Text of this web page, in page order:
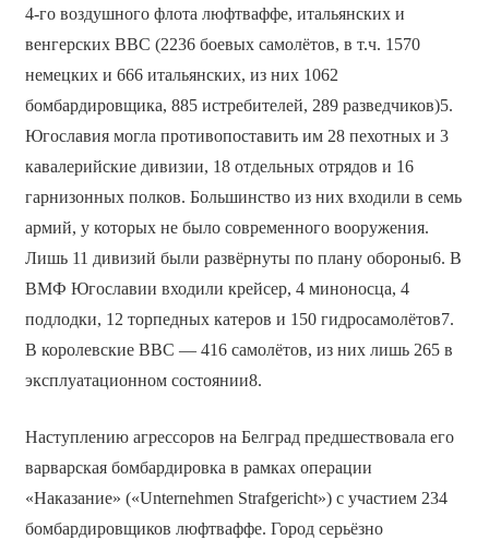
4-го воздушного флота люфтваффе, итальянских и
венгерских ВВС (2236 боевых самолётов, в т.ч. 1570
немецких и 666 итальянских, из них 1062
бомбардировщика, 885 истребителей, 289 разведчиков)5.
Югославия могла противопоставить им 28 пехотных и 3
кавалерийские дивизии, 18 отдельных отрядов и 16
гарнизонных полков. Большинство из них входили в семь
армий, у которых не было современного вооружения.
Лишь 11 дивизий были развёрнуты по плану обороны6. В
ВМФ Югославии входили крейсер, 4 миноносца, 4
подлодки, 12 торпедных катеров и 150 гидросамолётов7.
В королевские ВВС — 416 самолётов, из них лишь 265 в
эксплуатационном состоянии8.
Наступлению агрессоров на Белград предшествовала его
варварская бомбардировка в рамках операции
«Наказание» («Unternehmen Strafgericht») с участием 234
бомбардировщиков люфтваффе. Город серьёзно